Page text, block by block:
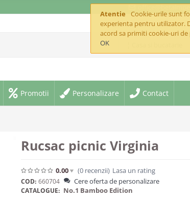
Atentie
Cookie-urile sunt
experienta pentru utilizator.
acord sa primiti cookie-uri de
OK
Promotii Personalizare Contact
Rucsac picnic Virginia
0.00 (0 recenzii) Lasa un rating
COD: 660704 Cere oferta de personalizare
CATALOGUE: No.1 Bamboo Edition